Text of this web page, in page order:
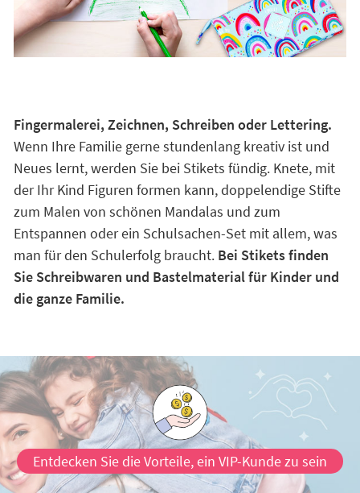
Fingermalerei, Zeichnen, Schreiben oder Lettering.
Wenn Ihre Familie gerne stundenlang kreativ ist und
Neues lernt, werden Sie bei Stikets fündig. Knete, mit
der Ihr Kind Figuren formen kann, doppelendige Stifte
zum Malen von schönen Mandalas und zum
Entspannen oder ein Schulsachen-Set mit allem, was
man für den Schulerfolg braucht. Bei Stikets finden
Sie Schreibwaren und Bastelmaterial für Kinder und
die ganze Familie.
Entdecken Sie die Vorteile, ein VIP-Kunde zu sein